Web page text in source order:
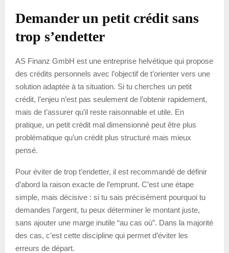
Demander un petit crédit sans
trop s’endetter
AS Finanz GmbH est une entreprise helvétique qui propose
des crédits personnels avec l’objectif de t’orienter vers une
solution adaptée à ta situation. Si tu cherches un petit
crédit, l’enjeu n’est pas seulement de l’obtenir rapidement,
mais de t’assurer qu’il reste raisonnable et utile. En
pratique, un petit crédit mal dimensionné peut être plus
problématique qu’un crédit plus structuré mais mieux
pensé.
Pour éviter de trop t’endetter, il est recommandé de définir
d’abord la raison exacte de l’emprunt. C’est une étape
simple, mais décisive : si tu sais précisément pourquoi tu
demandes l’argent, tu peux déterminer le montant juste,
sans ajouter une marge inutile “au cas où”. Dans la majorité
des cas, c’est cette discipline qui permet d’éviter les
erreurs de départ.